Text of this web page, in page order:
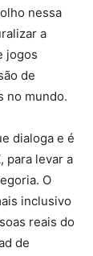
nessa
a
jogos
de
no mundo.
dialoga e é
para levar a
O
inclusivo
reais do
de